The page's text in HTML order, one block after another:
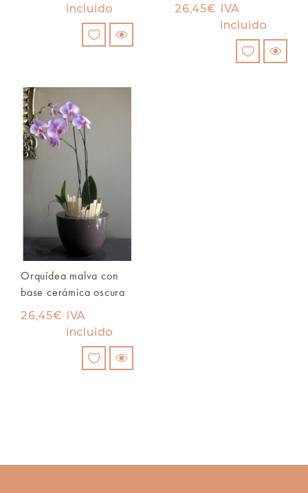
incluido
26,45€ IVA
incluido
Orquídea malva con
base cerámica oscura
26,45€ IVA
incluido